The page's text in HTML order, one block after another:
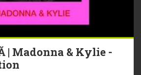
| Madonna & Kylie -